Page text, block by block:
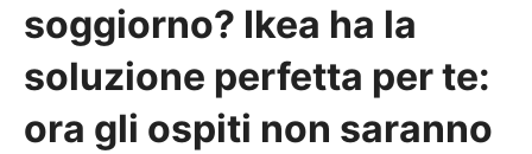
soggiorno? Ikea ha la
soluzione perfetta per te:
ora gli ospiti non saranno